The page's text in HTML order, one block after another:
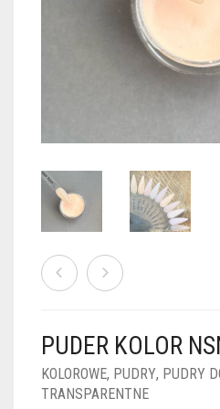
PUDRY BROKATOWE
PUDRY Z DROBINKAMI
PUDRY BUDUJĄCE
PUDRY ŚWIECĄCE
FOIL DIP
PUDER KOLOR
KOLOROWE, PUDRY, PUDRY
TRANSPARENTNE